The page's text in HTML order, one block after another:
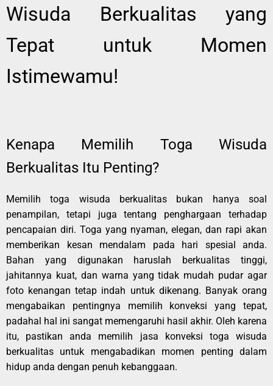
Wisuda Berkualitas yang
Tepat untuk Momen
Istimewamu!
Kenapa Memilih Toga Wisuda
Berkualitas Itu Penting?
Memilih toga wisuda berkualitas bukan hanya soal
penampilan, tetapi juga tentang penghargaan terhadap
pencapaian diri. Toga yang nyaman, elegan, dan rapi akan
memberikan kesan mendalam pada hari spesial anda.
Bahan yang digunakan haruslah berkualitas tinggi,
jahitannya kuat, dan warna yang tidak mudah pudar agar
foto kenangan tetap indah untuk dikenang. Banyak orang
mengabaikan pentingnya memilih konveksi yang tepat,
padahal hal ini sangat memengaruhi hasil akhir. Oleh karena
itu, pastikan anda memilih jasa konveksi toga wisuda
berkualitas untuk mengabadikan momen penting dalam
hidup anda dengan penuh kebanggaan.